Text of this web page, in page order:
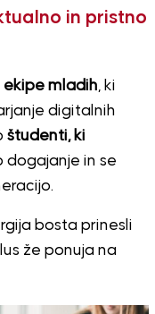
in pristno
ekipe mladih, ki
digitalnih
študenti, ki
dogajanje in se
bosta prinesli
že ponuja na